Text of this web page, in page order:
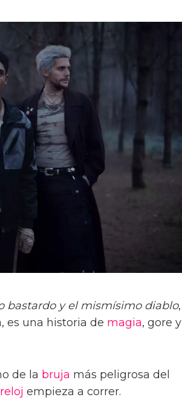
bastardo y el mismísimo diablo,
es una historia de magia, gore y
de la bruja más peligrosa del
reloj empieza a correr.